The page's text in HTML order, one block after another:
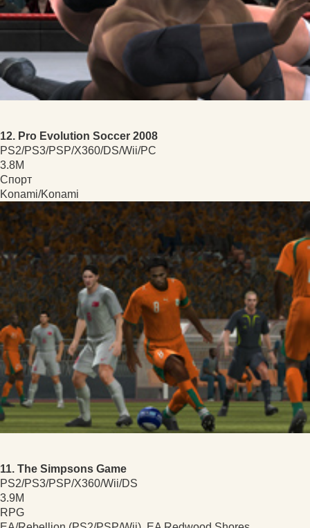
12. Pro Evolution Soccer 2008
PS2/PS3/PSP/X360/DS/Wii/PC
3.8M
Спорт
Konami/Konami
11. The Simpsons Game
PS2/PS3/PSP/X360/Wii/DS
3.9M
RPG